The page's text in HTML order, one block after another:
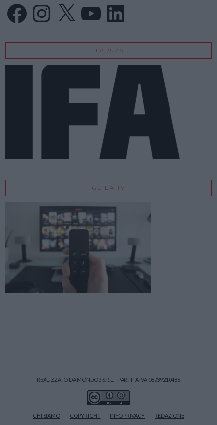
FacebookInstagram
X LinkedIn
IFA 2026
GUIDA TV
REALIZZATO DA MONDO3 S.R.L. - PARTITA IVA 06039210486
CHI SIAMO COPYRIGHT INFO PRIVACY REDAZIONE